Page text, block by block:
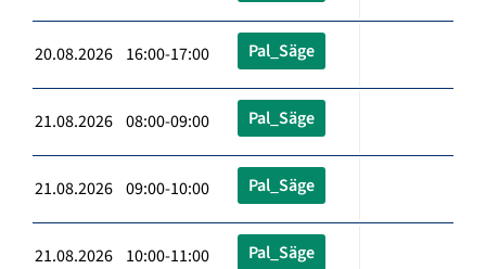
20.08.2026 16:00-17:00 Pal_Säge
21.08.2026 08:00-09:00 Pal_Säge
21.08.2026 09:00-10:00 Pal_Säge
21.08.2026 10:00-11:00 Pal_Säge